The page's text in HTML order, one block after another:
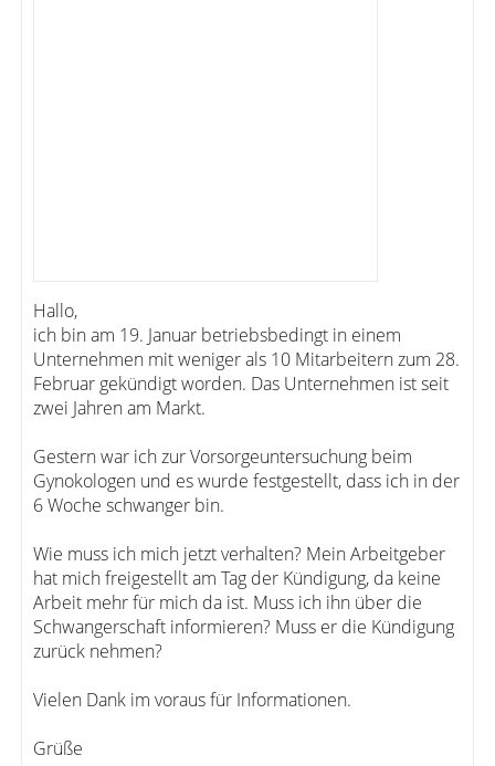
Hallo,
ich bin am 19. Januar betriebsbedingt in einem
Unternehmen mit weniger als 10 Mitarbeitern zum 28.
Februar gekündigt worden. Das Unternehmen ist seit
zwei Jahren am Markt.
Gestern war ich zur Vorsorgeuntersuchung beim
Gynokologen und es wurde festgestellt, dass ich in der
6 Woche schwanger bin.
Wie muss ich mich jetzt verhalten? Mein Arbeitgeber
hat mich freigestellt am Tag der Kündigung, da keine
Arbeit mehr für mich da ist. Muss ich ihn über die
Schwangerschaft informieren? Muss er die Kündigung
zurück nehmen?
Vielen Dank im voraus für Informationen.
Grüße